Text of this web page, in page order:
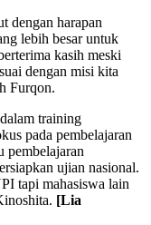
dengan harapan
lebih besar untuk
kasih meski
dengan misi kita
Furqon.
training
pada pembelajaran
pembelajaran
ujian nasional.
tapi mahasiswa lain
[Lia